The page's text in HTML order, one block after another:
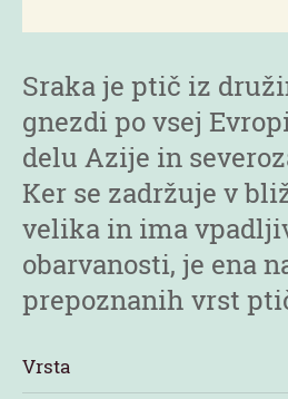
Sraka je ptič iz
gnezdi po vsej
delu Azije in
Ker se zadržuje v
velika in ima
obarvanosti, je ena
prepoznanih vrst
Vrsta